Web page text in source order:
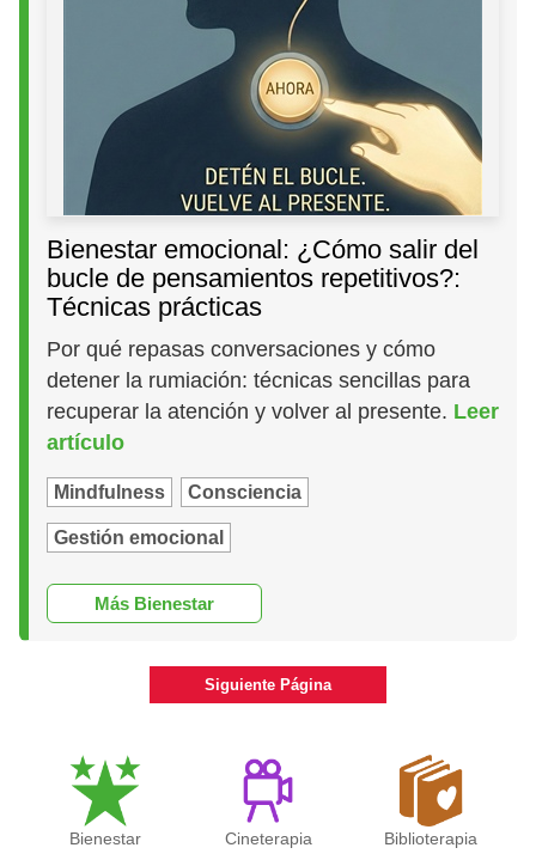
Bienestar emocional: ¿Cómo salir del
bucle de pensamientos repetitivos?:
Técnicas prácticas
Por qué repasas conversaciones y cómo
detener la rumiación: técnicas sencillas para
recuperar la atención y volver al presente. Leer
artículo
Mindfulness Consciencia
Gestión emocional
Más Bienestar
Siguiente Página
Bienestar Cineterapia Biblioterapia